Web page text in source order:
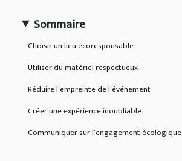
Sommaire
Choisir un lieu écoresponsable
Utiliser du matériel respectueux
Réduire l’empreinte de l’événement
Créer une expérience inoubliable
Communiquer sur l’engagement écologique